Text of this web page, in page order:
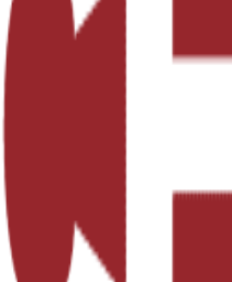
desde
con la
a una alimentación